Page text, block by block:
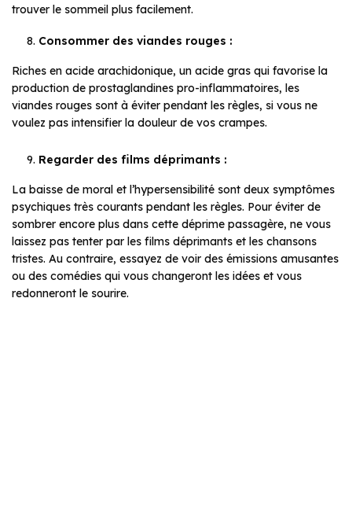
trouver le sommeil plus facilement.
Consommer des viandes rouges :
Riches en acide arachidonique, un acide gras qui favorise la
production de prostaglandines pro-inflammatoires, les
viandes rouges sont à éviter pendant les règles, si vous ne
voulez pas intensifier la douleur de vos crampes.
Regarder des films déprimants :
La baisse de moral et l’hypersensibilité sont deux symptômes
psychiques très courants pendant les règles. Pour éviter de
sombrer encore plus dans cette déprime passagère, ne vous
laissez pas tenter par les films déprimants et les chansons
tristes. Au contraire, essayez de voir des émissions amusantes
ou des comédies qui vous changeront les idées et vous
redonneront le sourire.